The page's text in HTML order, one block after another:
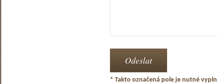
* Takto označená pole je nutné